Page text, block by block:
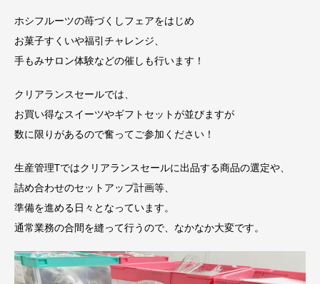
ホシフルーツの苺づくしフェアをはじめ
お菓子すくいや福引チャレンジ、
手もみサロン体験などの催しも行います！
クリアランスセールでは、
お買い得なスイーツやギフトセットが並びますが
数に限りがあるので奮ってご参加ください！
生産管理Tではクリアランスセールに出品する商品の選定や、
詰め合わせのセットアップ計画等、
準備を進める日々となっています。
通常業務の合間を縫って行うので、なかなか大変です。